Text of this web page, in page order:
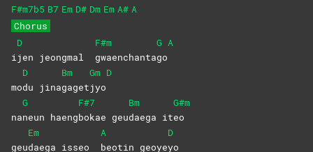
F#m7b5 B7 Em D# Dm Em A# A
Chorus
i
D
jen jeongmal
F#m
gwaenchanta
G
go
A
mo
D
du
jina
Bm
gaget
Gm
jyo
D
na
G
neun haeng
F#7
bokae geu
Bm
daega it
G#m
eo
geu
Em
daega isseo
A
beotin geoye
D
yo